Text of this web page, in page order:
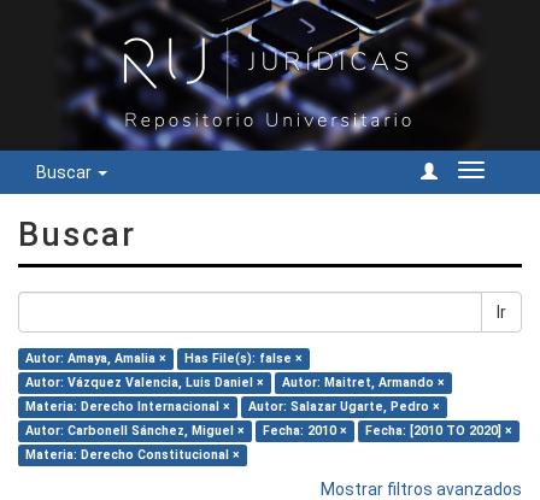
Buscar
Cambiar
Buscar
Ir
Autor: Amaya, Amalia ×
Has File(s): false ×
Autor: Vázquez Valencia, Luis Daniel ×
Autor: Maitret, Armando ×
Materia: Derecho Internacional ×
Autor: Salazar Ugarte, Pedro ×
Autor: Carbonell Sánchez, Miguel ×
Fecha: 2010 ×
Fecha: [2010 TO 2020] ×
Materia: Derecho Constitucional ×
Mostrar filtros avanzados